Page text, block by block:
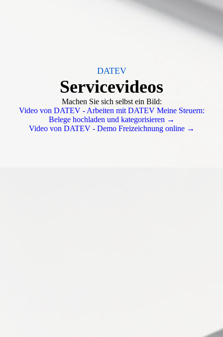
DATEV
Servicevideos
Machen Sie sich selbst ein Bild:
Video von DATEV - Arbeiten mit DATEV Meine Steuern:
Belege hochladen und kategorisieren →
Video von DATEV - Demo Freizeichnung online →